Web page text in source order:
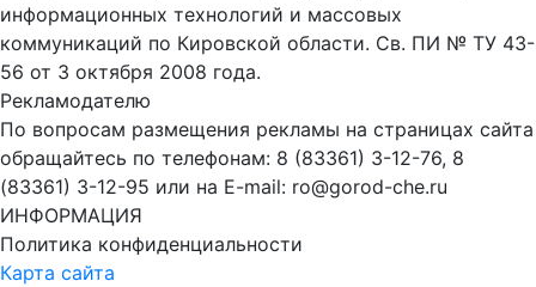
информационных технологий и массовых
коммуникаций по Кировской области. Св. ПИ № ТУ 43-
56 от 3 октября 2008 года.
Рекламодателю
По вопросам размещения рекламы на страницах сайта
обращайтесь по телефонам: 8 (83361) 3-12-76, 8
(83361) 3-12-95 или на E-mail: ro@gorod-che.ru
ИНФОРМАЦИЯ
Политика конфиденциальности
Карта сайта